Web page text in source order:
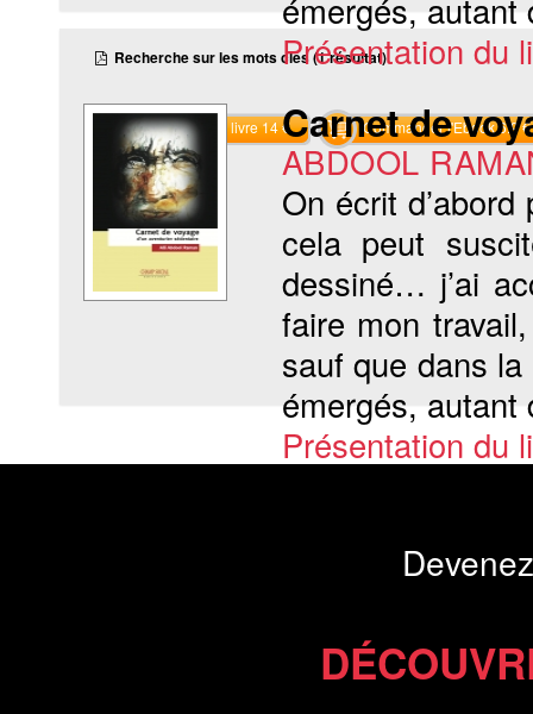
émergés,
Présentation du
Commander le livre 14 € Commander l'Ebook 6.9 €
Recherche sur les mots clés (1 résultat)
Carnet de
ABDOOL
On écrit
cela peut
dessiné… j’ai
faire mon
sauf que dans
émergés,
Présentation du